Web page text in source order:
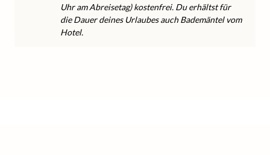
Uhr am Abreisetag) kostenfrei. Du erhältst für
die Dauer deines Urlaubes auch Bademäntel vom
Hotel.